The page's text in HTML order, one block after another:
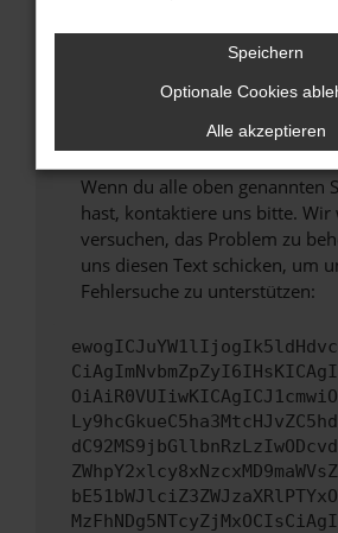
Veraltete Software birgt nicht
führen, dass bestimmte
unterstützt werden.
Wenn du alle oben genannten
hast, kontaktiere uns bitte. Wir
versuchen, das Problem zu
uns diesen Text schicken, um
Fehlersuche zu unterstützen:
Speichern
Optionale Cookies
Alle akzeptieren